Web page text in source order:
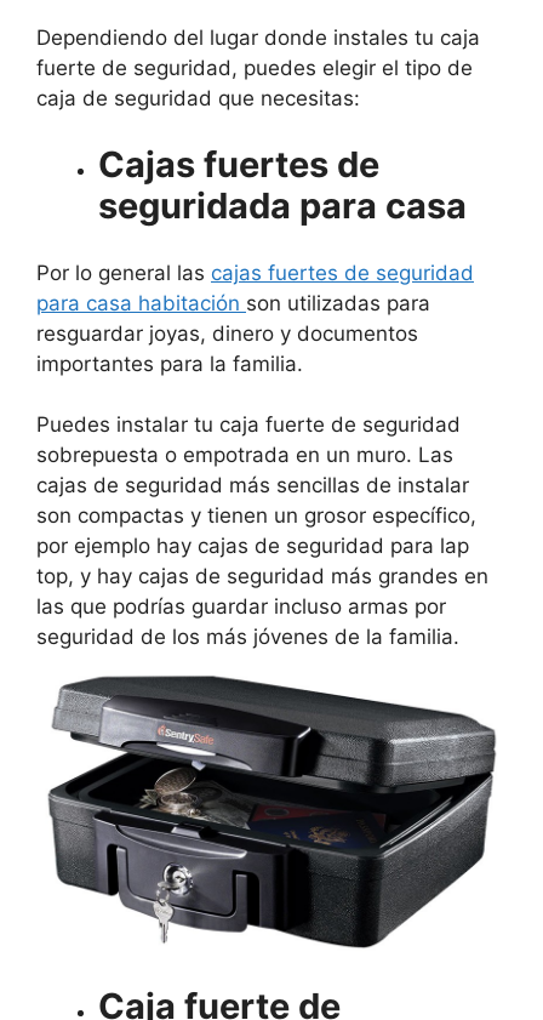
Dependiendo del lugar donde instales tu caja
fuerte de seguridad, puedes elegir el tipo de
caja de seguridad que necesitas:
Cajas fuertes de
seguridada para casa
Por lo general las cajas fuertes de seguridad
para casa habitación son utilizadas para
resguardar joyas, dinero y documentos
importantes para la familia.
Puedes instalar tu caja fuerte de seguridad
sobrepuesta o empotrada en un muro. Las
cajas de seguridad más sencillas de instalar
son compactas y tienen un grosor específico,
por ejemplo hay cajas de seguridad para lap
top, y hay cajas de seguridad más grandes en
las que podrías guardar incluso armas por
seguridad de los más jóvenes de la familia.
Caja fuerte de